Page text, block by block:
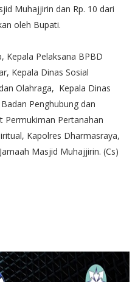
Muhajjirin dan Rp. 10 dari
oleh Bupati.
Kepala Pelaksana BPBD
Kepala Dinas Sosial
Olahraga, Kepala Dinas
Penghubung dan
Permukiman Pertanahan
Kapolres Dharmasraya,
Masjid Muhajjirin. (Cs)